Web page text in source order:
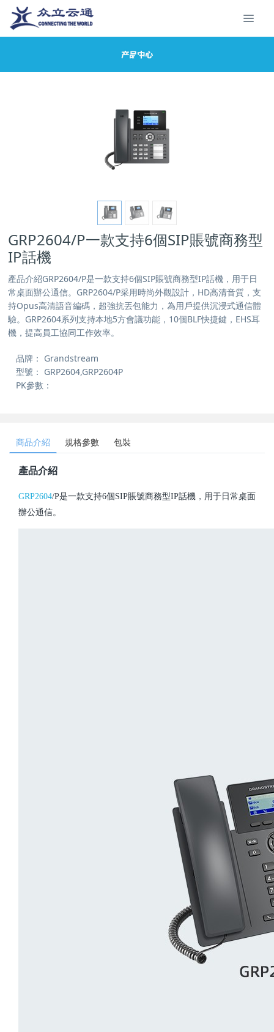
GRP2604/P一款支持6個SIP賬號商務型
IP話機
產品介紹GRP2604/P是一款支持6個SIP賬號商務型IP話機，用于日
常桌面辦公通信。GRP2604/P采用時尚外觀設計，HD高清音質，支
持Opus高清語音編碼，超強抗丟包能力，為用戶提供沉浸式通信體
驗。GRP2604系列支持本地5方會議功能，10個BLF快捷鍵，EHS耳
機，提高員工協同工作效率。
品牌： Grandstream
型號： GRP2604,GRP2604P
PK參數：
商品介紹 規格參數 包裝
產品介紹
GRP2604/P是一款支持6個SIP賬號商務型IP話機，用于日常桌面
辦公通信。